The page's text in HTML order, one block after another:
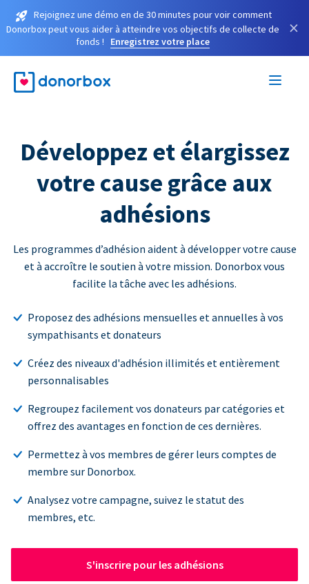
Rejoignez une démo en de 30 minutes pour voir comment
Donorbox peut vous aider à atteindre vos objectifs de collecte de
fonds !
Enregistrez votre place
×
Développez et élargissez
votre cause grâce aux
adhésions
Les programmes d’adhésion aident à développer votre cause
et à accroître le soutien à votre mission. Donorbox vous
facilite la tâche avec les adhésions.
Proposez des adhésions mensuelles et annuelles à vos
sympathisants et donateurs
Créez des niveaux d'adhésion illimités et entièrement
personnalisables
Regroupez facilement vos donateurs par catégories et
offrez des avantages en fonction de ces dernières.
Permettez à vos membres de gérer leurs comptes de
membre sur Donorbox.
Analysez votre campagne, suivez le statut des
membres, etc.
S'inscrire pour les adhésions